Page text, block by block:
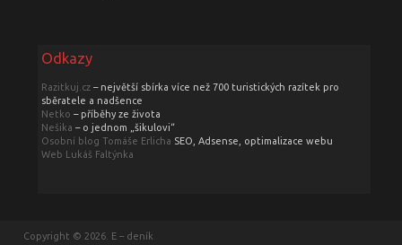
Odkazy
Razitkuj.cz– největší sbírka více než 700 turistických razítek pro
sběratele a nadšence
Netko – příběhy ze života
Nešika – o jednom „šikulovi“
Osobní blog Tomáše Erlicha SEO, Adsense, optimalizace webu
Web Lukáš Faltýnka
Copyright © 2026. E – deník